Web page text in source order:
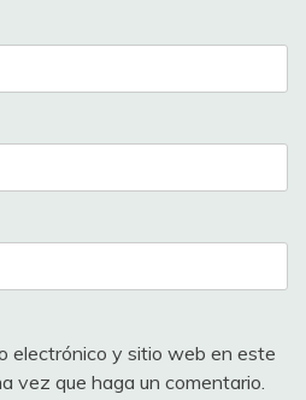
electrónico y sitio web en este
vez que haga un comentario.